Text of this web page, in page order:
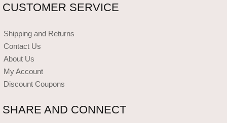
CUSTOMER SERVICE
Shipping and Returns
Contact Us
About Us
My Account
Discount Coupons
SHARE AND CONNECT